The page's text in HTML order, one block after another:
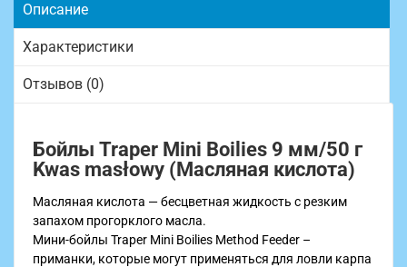
Описание
Характеристики
Отзывов (0)
Бойлы Traper Mini Boilies 9 мм/50 г
Kwas masłowy (Масляная кислота)
Масляная кислота — бесцветная жидкость с резким
запахом прогорклого масла.
Мини-бойлы Traper Mini Boilies Method Feeder –
приманки, которые могут применяться для ловли карпа